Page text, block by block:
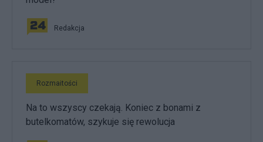
Redakcja
Rozmaitości
Na to wszyscy czekają. Koniec z bonami z
butelkomatów, szykuje się rewolucja